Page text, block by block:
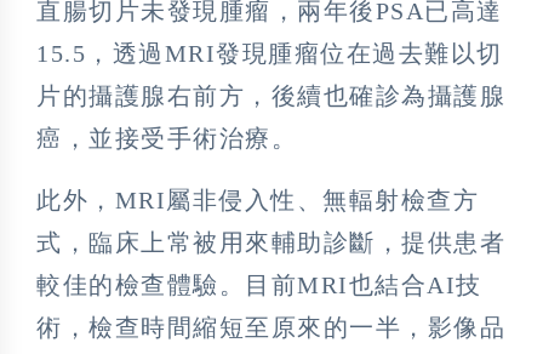
直腸切片未發現腫瘤，兩年後PSA已高達
15.5，透過MRI發現腫瘤位在過去難以切
片的攝護腺右前方，後續也確診為攝護腺
癌，並接受手術治療。
此外，MRI屬非侵入性、無輻射檢查方
式，臨床上常被用來輔助診斷，提供患者
較佳的檢查體驗。目前MRI也結合AI技
術，檢查時間縮短至原來的一半，影像品